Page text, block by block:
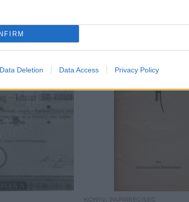
Data Deletion Data Access Privacy Policy
KÖNYV, PAPÍRRÉGISÉG